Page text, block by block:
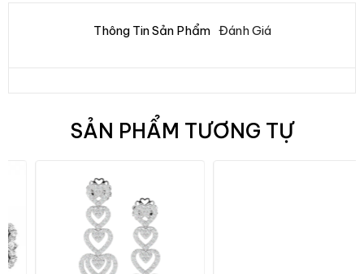
Thông Tin Sản Phẩm Đánh Giá
SẢN PHẨM TƯƠNG TỰ